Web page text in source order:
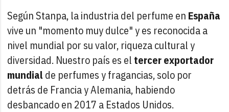
Según Stanpa, la industria del perfume en España
vive un "momento muy dulce" y es reconocida a
nivel mundial por su valor, riqueza cultural y
diversidad. Nuestro país es el tercer exportador
mundialde perfumes y fragancias, solo por
detrás de Francia y Alemania, habiendo
desbancado en 2017 a Estados Unidos.